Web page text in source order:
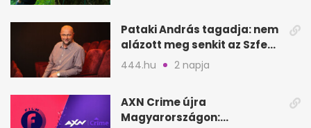
Pataki András tagadja: nem
alázott meg senkit az Szfe
felvételijén
444.hu 2 napja
AXN Crime újra
Magyarországon: